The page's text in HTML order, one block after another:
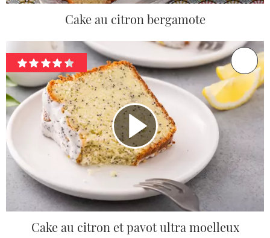
Cake au citron bergamote
Cake au citron et pavot ultra moelleux